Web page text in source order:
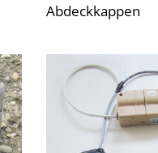
Abdeckkappen